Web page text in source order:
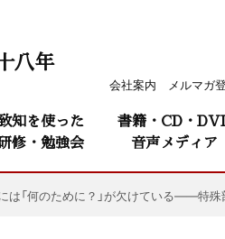
会社案内 メルマガ
八年
知を使った
修・勉強会
書籍・CD・
音声メディア
は「何のために？」が欠けている——特